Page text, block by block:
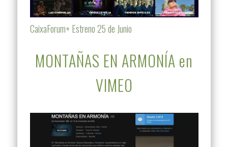
CaixaForum+ Estreno 25 de Junio
MONTAÑAS EN ARMONÍA en
VIMEO